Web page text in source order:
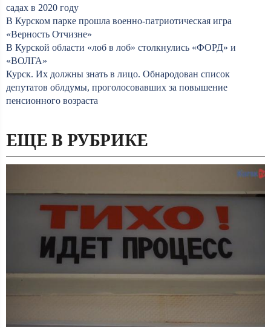
садах в 2020 году
В Курском парке прошла военно-патриотическая игра
«Верность Отчизне»
В Курской области «лоб в лоб» столкнулись «ФОРД» и
«ВОЛГА»
Курск. Их должны знать в лицо. Обнародован список
депутатов облдумы, проголосовавших за повышение
пенсионного возраста
ЕЩЕ В РУБРИКЕ